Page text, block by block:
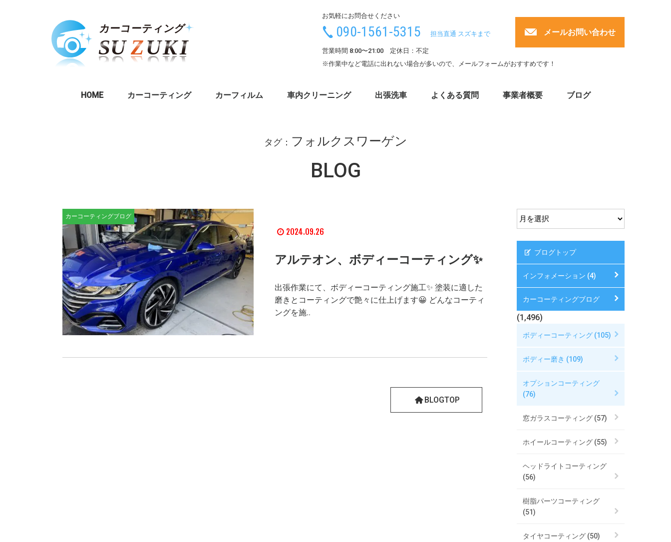
お気軽にお問合せください
090-1561-5315 担当直通 スズキまで
営業時間 8:00〜21:00 定休日：不定
メールお問い合わせ
※作業中など電話に出れない場合が多いので、メールフォームがおすすめです！
HOME カーコーティング カーフィルム 車内クリーニング 出張洗車 よくある質問 事業者概要 ブログ
タグ： フォルクスワーゲン
BLOG
カーコーティングブログ
2024.09.26
アルテオン、ボディーコーティング✨
出張作業にて、ボディーコーティング施工✨ 塗装に適した
磨きとコーティングで艶々に仕上げます😀 どんなコーティ
ングを施..
BLOGTOP
ブログトップ
インフォメーション (4)
カーコーティングブログ
(1,496)
ボディーコーティング (105)
ボディー磨き (109)
オプションコーティング
(76)
窓ガラスコーティング (57)
ホイールコーティング (55)
ヘッドライトコーティング
(56)
樹脂パーツコーティング
(51)
タイヤコーティング (50)